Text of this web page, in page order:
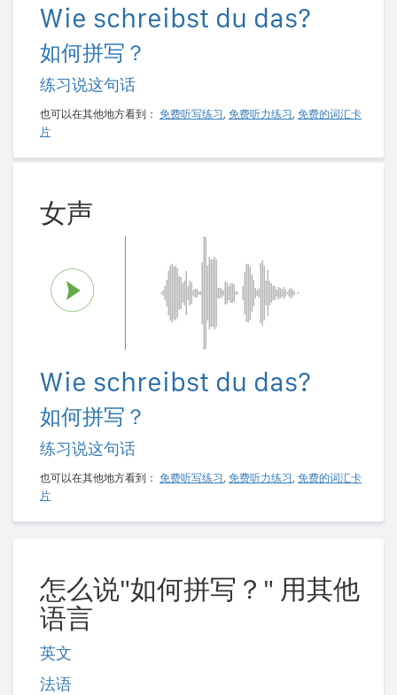
Wie schreibst du das?
如何拼写？
练习说这句话
也可以在其他地方看到： 免费听写练习, 免费听力练习, 免费的词汇卡
片
女声
Wie schreibst du das?
如何拼写？
练习说这句话
也可以在其他地方看到： 免费听写练习 , 免费听力练习 , 免费的词汇卡
片
怎么说"如何拼写？" 用其他
语言
英文
法语